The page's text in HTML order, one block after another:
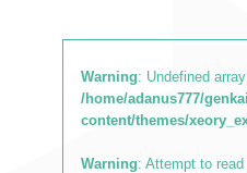
Warning: Undefined
/home/adanus777/
content/themes/
Warning: Attempt to